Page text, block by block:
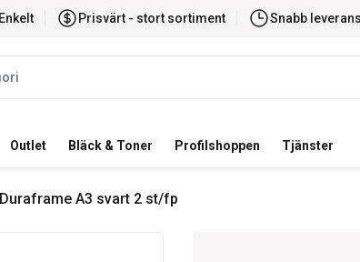
Enkelt Prisvärt - stort sortiment Snabb leverans
Outlet Bläck & Toner Profilshoppen Tjänster
A3 svart 2 st/fp